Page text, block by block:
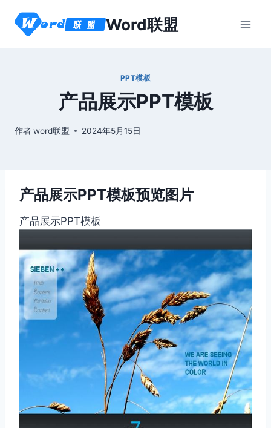
Word联盟
PPT模板
产品展示PPT模板
作者word联盟 2024年5月15日
产品展示PPT模板预览图片
产品展示PPT模板